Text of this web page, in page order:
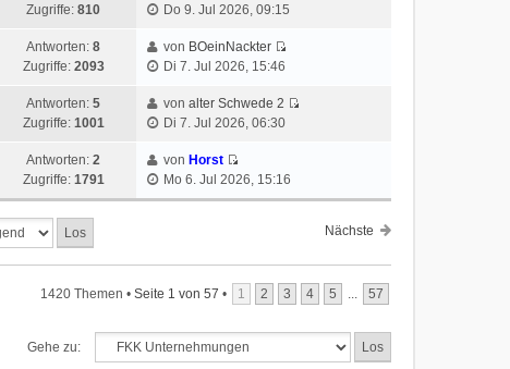
Zugriffe: 810
Do 9. Jul 2026, 09:15
Antworten: 8
Zugriffe: 2093
von BOeinNackter
Di 7. Jul 2026, 15:46
Antworten: 5
Zugriffe: 1001
vonalter Schwede 2
Di 7. Jul 2026, 06:30
Antworten: 2
Zugriffe: 1791
von Horst
Mo 6. Jul 2026, 15:16
Nächste
1420 Themen • Seite 1 von 57 • 1 2 3 4 5 ... 57
Gehe zu: